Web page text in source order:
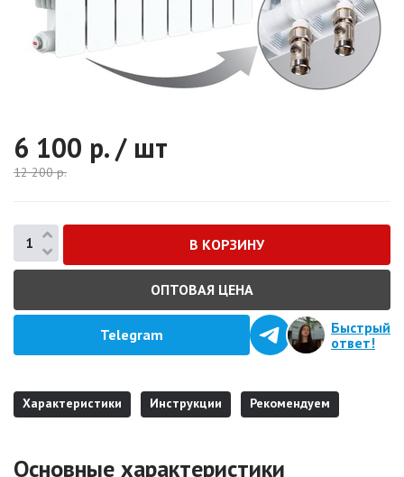
6 100 р. / шт
12 200р.
ОПТОВАЯ ЦЕНА
Telegram
Быстрый
ответ!
Характеристики Инструкции Рекомендуем
Основные характеристики